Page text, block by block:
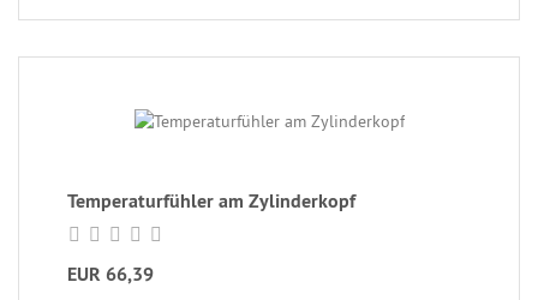
Temperaturfühler am Zylinderkopf
EUR 66,39